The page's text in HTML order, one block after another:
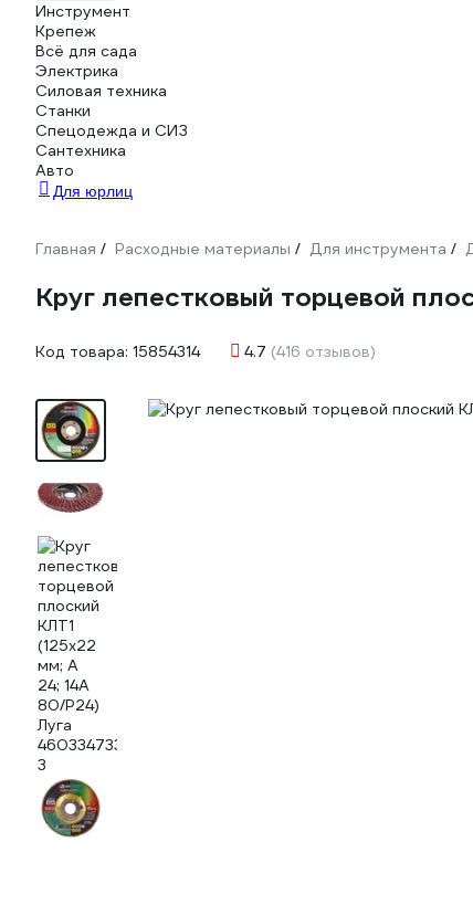
Инструмент
Крепеж
Всё для сада
Электрика
Силовая техника
Станки
Спецодежда и СИЗ
Сантехника
Авто
Для юрлиц
Главная / Расходные материалы / Для инструмента /
Круг лепестковый торцевой
Код товара: 15854314 4.7 (416 отзывов)